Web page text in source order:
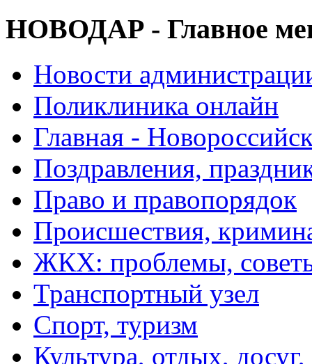
НОВОДАР - Главное
Новости
Поликлиника онлайн
Главная -
Поздравления,
Право и правопорядок
Происшествия,
ЖКХ: проблемы,
Транспортный узел
Спорт, туризм
Культура, отдых,